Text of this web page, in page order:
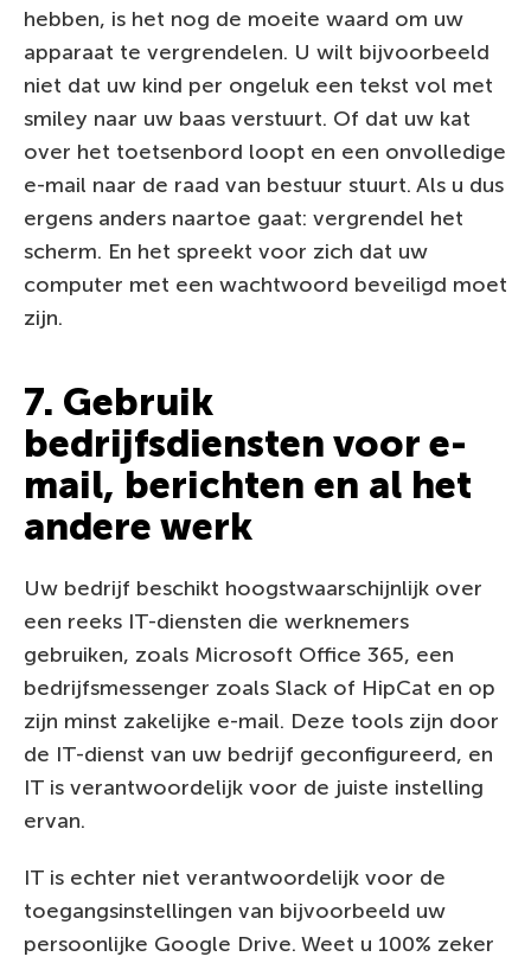
hebben, is het nog de moeite waard om uw
apparaat te vergrendelen. U wilt bijvoorbeeld
niet dat uw kind per ongeluk een tekst vol met
smiley naar uw baas verstuurt. Of dat uw kat
over het toetsenbord loopt en een onvolledige
e-mail naar de raad van bestuur stuurt. Als u dus
ergens anders naartoe gaat: vergrendel het
scherm. En het spreekt voor zich dat uw
computer met een wachtwoord beveiligd moet
zijn.
7. Gebruik
bedrijfsdiensten voor e-
mail, berichten en al het
andere werk
Uw bedrijf beschikt hoogstwaarschijnlijk over
een reeks IT-diensten die werknemers
gebruiken, zoals Microsoft Office 365, een
bedrijfsmessenger zoals Slack of HipCat en op
zijn minst zakelijke e-mail. Deze tools zijn door
de IT-dienst van uw bedrijf geconfigureerd, en
IT is verantwoordelijk voor de juiste instelling
ervan.
IT is echter niet verantwoordelijk voor de
toegangsinstellingen van bijvoorbeeld uw
persoonlijke Google Drive. Weet u 100% zeker